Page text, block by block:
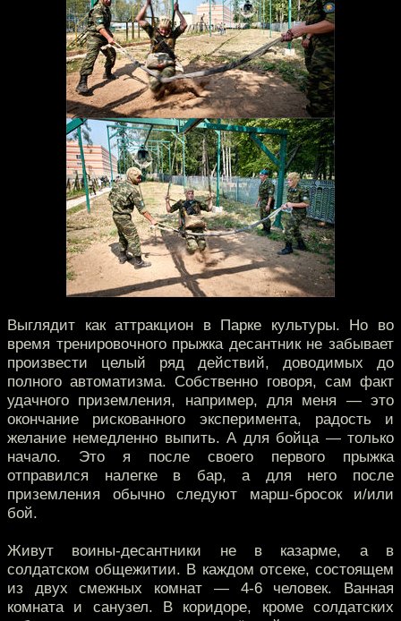
Выглядит как аттракцион в Парке культуры. Но во
время тренировочного прыжка десантник не забывает
произвести целый ряд действий, доводимых до
полного автоматизма. Собственно говоря, сам факт
удачного приземления, например, для меня — это
окончание рискованного эксперимента, радость и
желание немедленно выпить. А для бойца — только
начало. Это я после своего первого прыжка
отправился налегке в бар, а для него после
приземления обычно следуют марш-бросок и/или
бой.
Живут воины-десантники не в казарме, а в
солдатском общежитии. В каждом отсеке, состоящем
из двух смежных комнат — 4-6 человек. Ванная
комната и санузел. В коридоре, кроме солдатских